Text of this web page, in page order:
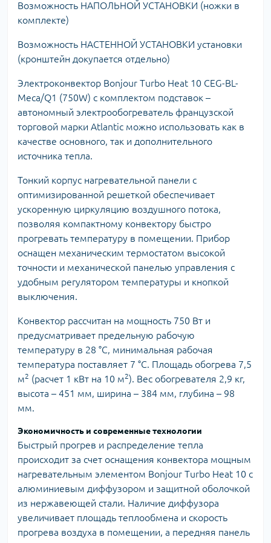
Возможность НАПОЛЬНОЙ УСТАНОВКИ (ножки в
комплекте)
Возможность НАСТЕННОЙ УСТАНОВКИ установки
(кронштейн докупается отдельно)
Электроконвектор Bonjour Turbo Heat 10 CEG-BL-
Meca/Q1 (750W) с комплектом подставок –
автономный электрообогреватель французской
торговой марки Atlantic можно использовать как в
качестве основного, так и дополнительного
источника тепла.
Тонкий корпус нагревательной панели с
оптимизированной решеткой обеспечивает
ускоренную циркуляцию воздушного потока,
позволяя компактному конвектору быстро
прогревать температуру в помещении. Прибор
оснащен механическим термостатом высокой
точности и механической панелью управления с
удобным регулятором температуры и кнопкой
выключения.
Конвектор рассчитан на мощность 750 Вт и
предусматривает предельную рабочую
температуру в 28 °С, минимальная рабочая
температура поставляет 7 °C. Площадь обогрева 7,5
м2 (расчет 1 кВт на 10 м2). Вес обогревателя 2,9 кг,
высота – 451 мм, ширина – 384 мм, глубина – 98
мм.
Экономичность и современные технологии
Быстрый прогрев и распределение тепла
происходит за счет оснащения конвектора мощным
нагревательным элементом Bonjour Turbo Heat 10 с
алюминиевым диффузором и защитной оболочкой
из нержавеющей стали. Наличие диффузора
увеличивает площадь теплообмена и скорость
прогрева воздуха в помещении, а передняя панель